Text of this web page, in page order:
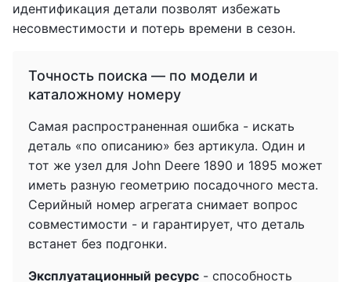
идентификация детали позволят избежать
несовместимости и потерь времени в сезон.
Точность поиска — по модели и
каталожному номеру
Самая распространенная ошибка - искать
деталь «по описанию» без артикула. Один и
тот же узел для John Deere 1890 и 1895 может
иметь разную геометрию посадочного места.
Серийный номер агрегата снимает вопрос
совместимости - и гарантирует, что деталь
встанет без подгонки.
Эксплуатационный ресурс - способность